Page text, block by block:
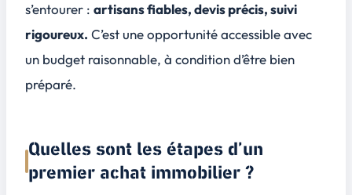
s’entourer : artisans fiables, devis précis, suivi
rigoureux. C’est une opportunité accessible avec
un budget raisonnable, à condition d’être bien
préparé.
Quelles sont les étapes d’un
premier achat immobilier ?